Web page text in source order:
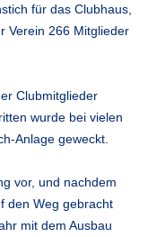
für das Clubhaus,
Verein 266 Mitglieder
Clubmitglieder
wurde bei vielen
Anlage geweckt.
vor, und nachdem
den Weg gebracht
mit dem Ausbau